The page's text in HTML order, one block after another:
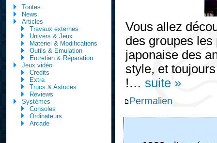
Vous allez
des groupes
japonaise des
style, et
!… suite »
Permalien
Toutes
News
Articles
Travaux externes
Univers & Jeux
Matériel & Modifications
Outils & Emulation
Entretien & Réparation
Jeux vidéo
Credits
Extra
Trucs & Astuces
Reviews
Systèmes
Consoles
Ordinateurs
Arcade